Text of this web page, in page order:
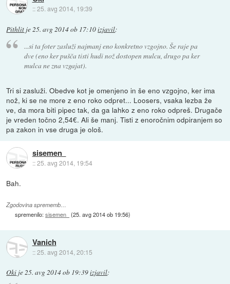
::25. avg 2014, 19:39
Pithlit je25. avg 2014 ob 17:10izjavil:
...si ta foter zasluži najmanj eno konkretno vzgojno. Še raje pa
dve (eno ker pušča tisti hudi nož dostopen mulcu, drugo pa ker
mulca ne zna vzgajat).
Tri si zasluži. Obedve kot je omenjeno in še eno vzgojno, ker ima
nož, ki se ne more z eno roko odpret... Loosers, vsaka lezba že
ve, da mora biti pipec tak, da ga lahko z eno roko odpreš. Drugače
je vreden točno 2,54€. Ali še manj. Tisti z enoročnim odpiranjem so
pa zakon in vse druga je ološ.
sisemen
::25. avg 2014, 19:54
Bah.
Zgodovina sprememb…
spremenilo:sisemen (25. avg 2014 ob 19:56)
Vanich
::25. avg 2014, 20:15
Oki je25. avg 2014 ob 19:39izjavil: